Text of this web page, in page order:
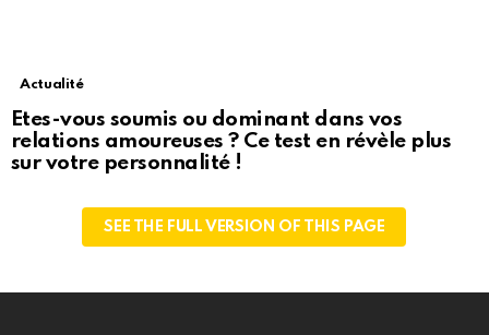
Actualité
Etes-vous soumis ou dominant dans vos
relations amoureuses ? Ce test en révèle plus
sur votre personnalité !
SEE THE FULL VERSION OF THIS PAGE